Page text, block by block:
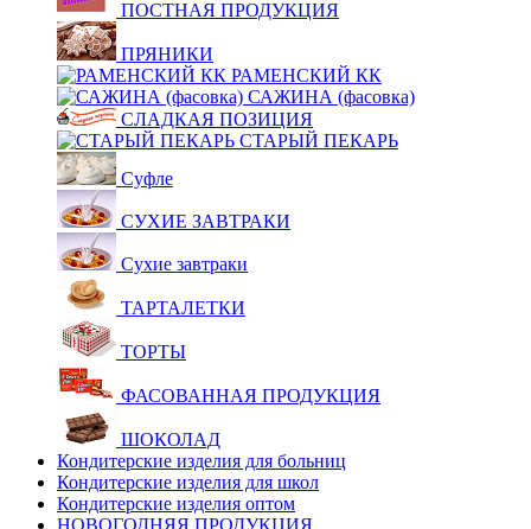
ПОСТНАЯ ПРОДУКЦИЯ
ПРЯНИКИ
РАМЕНСКИЙ КК
САЖИНА (фасовка)
СЛАДКАЯ ПОЗИЦИЯ
СТАРЫЙ ПЕКАРЬ
Суфле
СУХИЕ ЗАВТРАКИ
Сухие завтраки
ТАРТАЛЕТКИ
ТОРТЫ
ФАСОВАННАЯ ПРОДУКЦИЯ
ШОКОЛАД
Кондитерские изделия для больниц
Кондитерские изделия для школ
Кондитерские изделия оптом
НОВОГОДНЯЯ ПРОДУКЦИЯ